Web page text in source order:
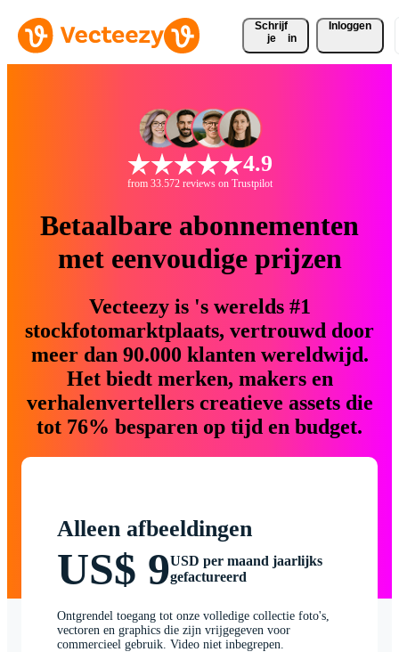
Schrijf
je
in
Inloggen
4.9
from 33.572 reviews on Trustpilot
Betaalbare abonnementen
met eenvoudige prijzen
Vecteezy is 's werelds #1
stockfotomarktplaats, vertrouwd door
meer dan 90.000 klanten wereldwijd.
Het biedt merken, makers en
verhalenvertellers creatieve assets die
tot 76% besparen op tijd en budget.
Alleen afbeeldingen
US$ 9USD per maand jaarlijks
gefactureerd
Ontgrendel toegang tot onze volledige collectie foto's,
vectoren en graphics die zijn vrijgegeven voor
commercieel gebruik. Video niet inbegrepen.